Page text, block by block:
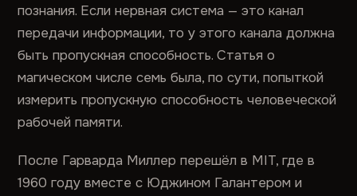
познания. Если нервная система — это канал
передачи информации, то у этого канала должна
быть пропускная способность. Статья о
магическом числе семь была, по сути, попыткой
измерить пропускную способность человеческой
рабочей памяти.
После Гарварда Миллер перешёл в MIT, где в
1960 году вместе с Юджином Галантером и